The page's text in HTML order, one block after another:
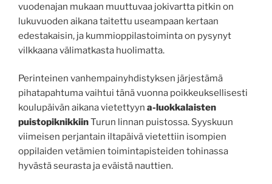
vuodenajan mukaan muuttuvaa jokivartta pitkin on
lukuvuoden aikana taitettu useampaan kertaan
edestakaisin, ja kummioppilastoiminta on pysynyt
vilkkaana välimatkasta huolimatta.
Perinteinen vanhempainyhdistyksen järjestämä
pihatapahtuma vaihtui tänä vuonna poikkeuksellisesti
koulupäivän aikana vietettyyn a-luokkalaisten
puistopiknikkiinTurun linnan puistossa. Syyskuun
viimeisen perjantain iltapäivä vietettiin isompien
oppilaiden vetämien toimintapisteiden tohinassa
hyvästä seurasta ja eväistä nauttien.